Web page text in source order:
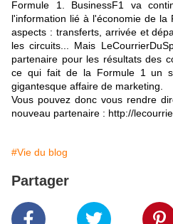
Formule 1. BusinessF1 va
l'information lié à l'économie de la
aspects : transferts, arrivée et
les circuits... Mais
partenaire pour les résultats des
ce qui fait de la Formule 1 un
gigantesque affaire de marketing.
Vous pouvez donc vous rendre
nouveau partenaire : http://
#Vie du blog
Partager